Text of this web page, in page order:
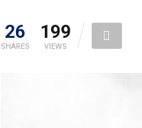
26
SHARES
199
VIEWS